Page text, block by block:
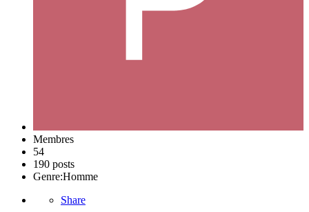
Membres
54
190 posts
Genre:Homme
Share